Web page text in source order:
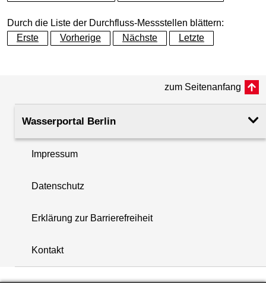
−
+
−
Durch die Liste der Durchfluss-Messstellen blättern:
Erste
Vorherige Nächste Letzte
zum Seitenanfang
Wasserportal Berlin
Impressum
Datenschutz
Erklärung zur Barrierefreiheit
Kontakt